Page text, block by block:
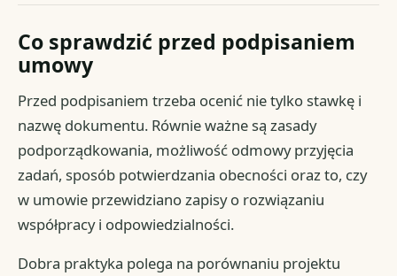
Co sprawdzić przed podpisaniem
umowy
Przed podpisaniem trzeba ocenić nie tylko stawkę i
nazwę dokumentu. Równie ważne są zasady
podporządkowania, możliwość odmowy przyjęcia
zadań, sposób potwierdzania obecności oraz to, czy
w umowie przewidziano zapisy o rozwiązaniu
współpracy i odpowiedzialności.
Dobra praktyka polega na porównaniu projektu